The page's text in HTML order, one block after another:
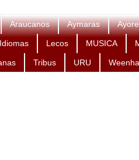
Araucanos Aymaras
Idiomas Lecos MUSICA
Tribus URU